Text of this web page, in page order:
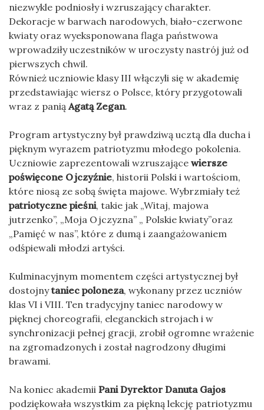
niezwykle podniosły i wzruszający charakter.
Dekoracje w barwach narodowych, biało-czerwone
kwiaty oraz wyeksponowana flaga państwowa
wprowadziły uczestników w uroczysty nastrój już od
pierwszych chwil.
Również uczniowie klasy III włączyli się w akademię
przedstawiając wiersz o Polsce, który przygotowali
wraz z panią Agatą Zegan.
Program artystyczny był prawdziwą ucztą dla ducha i
pięknym wyrazem patriotyzmu młodego pokolenia.
Uczniowie zaprezentowali wzruszające wiersze
poświęcone Ojczyźnie, historii Polski i wartościom,
które niosą ze sobą święta majowe. Wybrzmiały też
patriotyczne pieśni, takie jak „Witaj, majowa
jutrzenko”, „Moja Ojczyzna” „ Polskie kwiaty”oraz
„Pamięć w nas”, które z dumą i zaangażowaniem
odśpiewali młodzi artyści.
Kulminacyjnym momentem części artystycznej był
dostojnytaniec poloneza, wykonany przez uczniów
klas VI i VIII. Ten tradycyjny taniec narodowy w
pięknej choreografii, eleganckich strojach i w
synchronizacji pełnej gracji, zrobił ogromne wrażenie
na zgromadzonych i został nagrodzony długimi
brawami.
Na koniec akademii Pani Dyrektor Danuta Gajos
podziękowała wszystkim za piękną lekcję patriotyzmu